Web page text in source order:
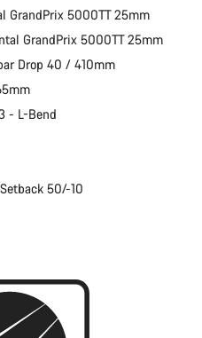
GrandPrix 5000TT 25mm
GrandPrix 5000TT 25mm
Drop 40 / 410mm
- L-Bend
50/-10
Cerrar